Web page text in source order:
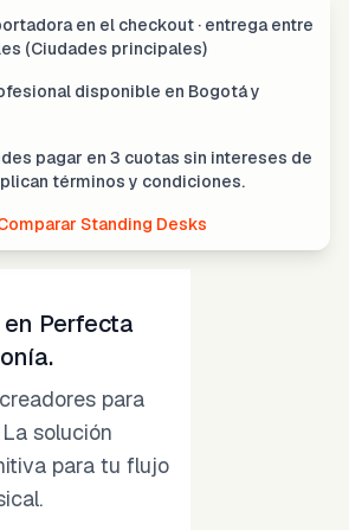
en el checkout · entrega entre
(Ciudades principales)
disponible en Bogotá y
pagar en 3 cuotas sin intereses de
términos y condiciones.
Standing Desks
Perfecta
para
solución
para tu flujo